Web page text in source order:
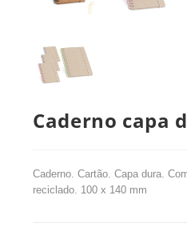
Caderno capa
Caderno. Cartão. Capa dura.
reciclado. 100 x 140 mm